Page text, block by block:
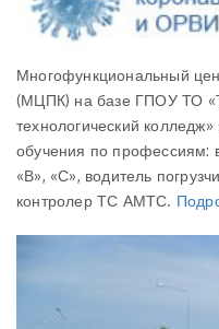
Многофункциональный
(МЦПК) на базе ГПОУ ТО
технологический
обучения по профессиям:
«В», «С», водитель
контролер ТС АМТС.